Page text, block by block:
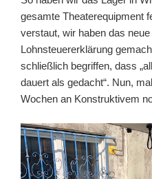
gesamte Theaterequipment
verstaut, wir haben das
Lohnsteuererklärung
schließlich begriffen, dass
dauert als gedacht“. Nun,
Wochen an Konstruktivem